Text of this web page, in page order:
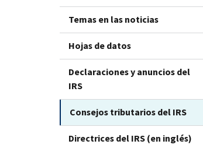
Temas en las noticias
Hojas de datos
Declaraciones y anuncios del
IRS
Consejos tributarios del IRS
Directrices del IRS (en inglés)